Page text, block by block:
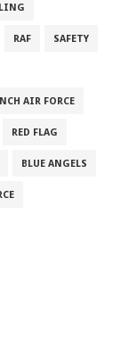
RAF SAFETY
AIR FORCE
RED FLAG
BLUE ANGELS